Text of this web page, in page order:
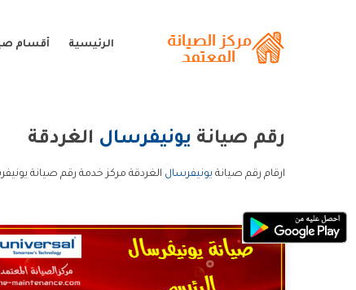
الرئيسية أقسام
رقم صيانة يونيفرسال الغردقة
ارقام رقم صيانة يونيفرسال الغردقة مركز خدمة رقم صيانة